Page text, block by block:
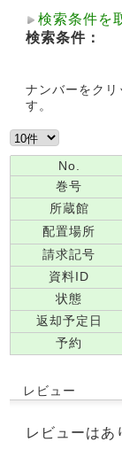
検索条件を
検索条件：
ナンバーをクリ
す。
No.
巻号
所蔵館
配置場所
請求記号
資料ID
状態
返却予定日
予約
レビュー
レビューはあ